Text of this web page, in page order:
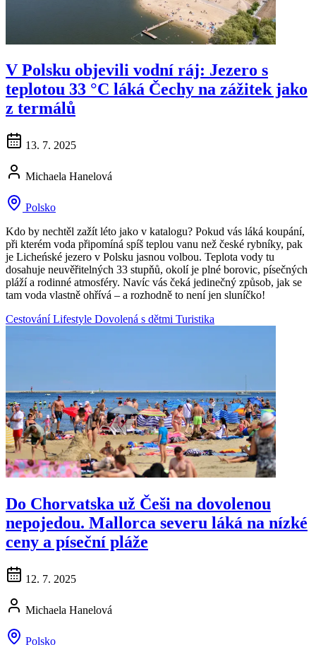
V Polsku objevili vodní ráj: Jezero s
teplotou 33 °C láká Čechy na zážitek jako
z termálů
13. 7. 2025
Michaela Hanelová
Polsko
Kdo by nechtěl zažít léto jako v katalogu? Pokud vás láká koupání,
při kterém voda připomíná spíš teplou vanu než české rybníky, pak
je Licheńské jezero v Polsku jasnou volbou. Teplota vody tu
dosahuje neuvěřitelných 33 stupňů, okolí je plné borovic, písečných
pláží a rodinné atmosféry. Navíc vás čeká jedinečný způsob, jak se
tam voda vlastně ohřívá – a rozhodně to není jen sluníčko!
CestováníLifestyle Dovolená s dětmi Turistika
Do Chorvatska už Češi na dovolenou
nepojedou. Mallorca severu láká na nízké
ceny a píseční pláže
12. 7. 2025
Michaela Hanelová
Polsko